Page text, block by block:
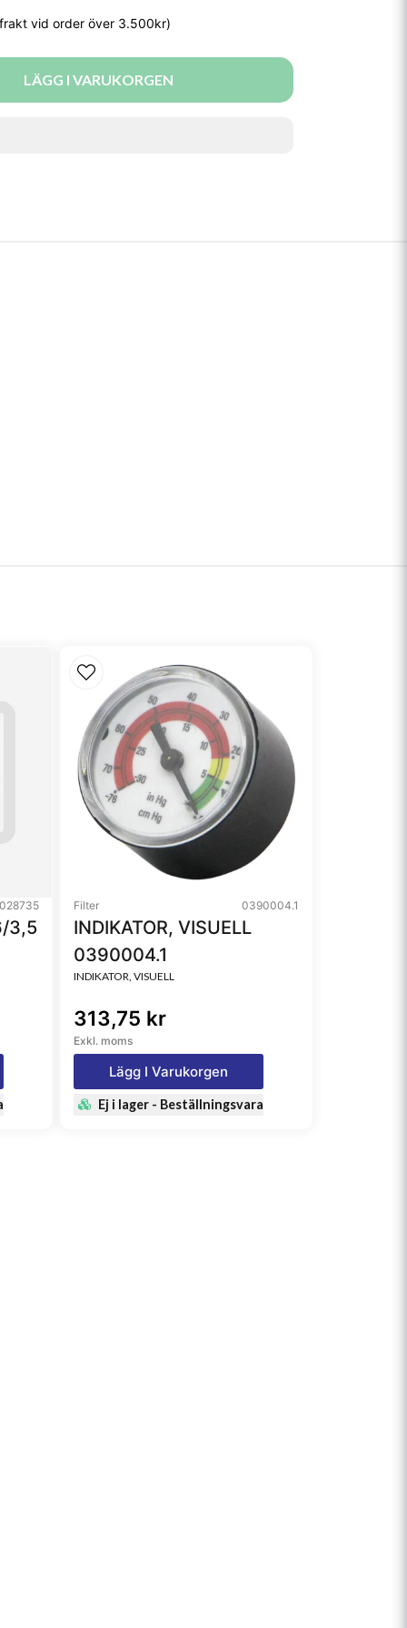
LÄGG I VARUKORGEN
028735
3,5
Filter 0390004.1
INDIKATOR, VISUELL
0390004.1
INDIKATOR, VISUELL
313,75 kr
Exkl. moms
Lägg I Varukorgen
Ej i lager - Beställningsvara